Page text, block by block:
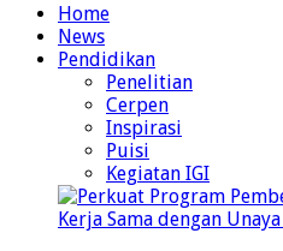
Home
News
Pendidikan
Penelitian
Cerpen
Inspirasi
Puisi
Kegiatan IGI